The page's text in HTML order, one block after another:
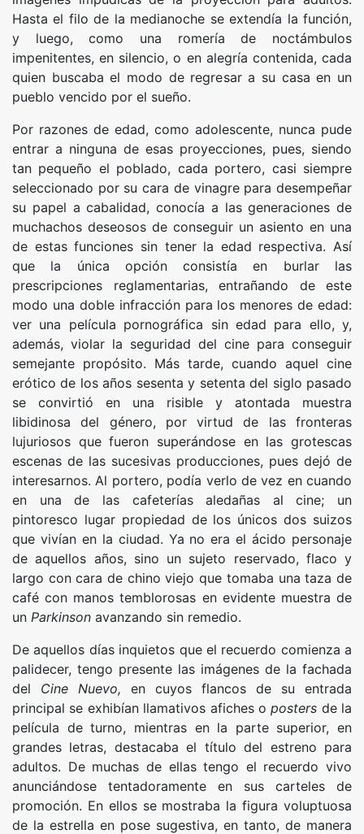
Hasta el filo de la medianoche se extendía la función,
y luego, como una romería de noctámbulos
impenitentes, en silencio, o en alegría contenida, cada
quien buscaba el modo de regresar a su casa en un
pueblo vencido por el sueño.
Por razones de edad, como adolescente, nunca pude
entrar a ninguna de esas proyecciones, pues, siendo
tan pequeño el poblado, cada portero, casi siempre
seleccionado por su cara de vinagre para desempeñar
su papel a cabalidad, conocía a las generaciones de
muchachos deseosos de conseguir un asiento en una
de estas funciones sin tener la edad respectiva. Así
que la única opción consistía en burlar las
prescripciones reglamentarias, entrañando de este
modo una doble infracción para los menores de edad:
ver una película pornográfica sin edad para ello, y,
además, violar la seguridad del cine para conseguir
semejante propósito. Más tarde, cuando aquel cine
erótico de los años sesenta y setenta del siglo pasado
se convirtió en una risible y atontada muestra
libidinosa del género, por virtud de las fronteras
lujuriosos que fueron superándose en las grotescas
escenas de las sucesivas producciones, pues dejó de
interesarnos. Al portero, podía verlo de vez en cuando
en una de las cafeterías aledañas al cine; un
pintoresco lugar propiedad de los únicos dos suizos
que vivían en la ciudad. Ya no era el ácido personaje
de aquellos años, sino un sujeto reservado, flaco y
largo con cara de chino viejo que tomaba una taza de
café con manos temblorosas en evidente muestra de
un Parkinson avanzando sin remedio.
De aquellos días inquietos que el recuerdo comienza a
palidecer, tengo presente las imágenes de la fachada
del Cine Nuevo, en cuyos flancos de su entrada
principal se exhibían llamativos afiches oposters de la
película de turno, mientras en la parte superior, en
grandes letras, destacaba el título del estreno para
adultos. De muchas de ellas tengo el recuerdo vivo
anunciándose tentadoramente en sus carteles de
promoción. En ellos se mostraba la figura voluptuosa
de la estrella en pose sugestiva, en tanto, de manera